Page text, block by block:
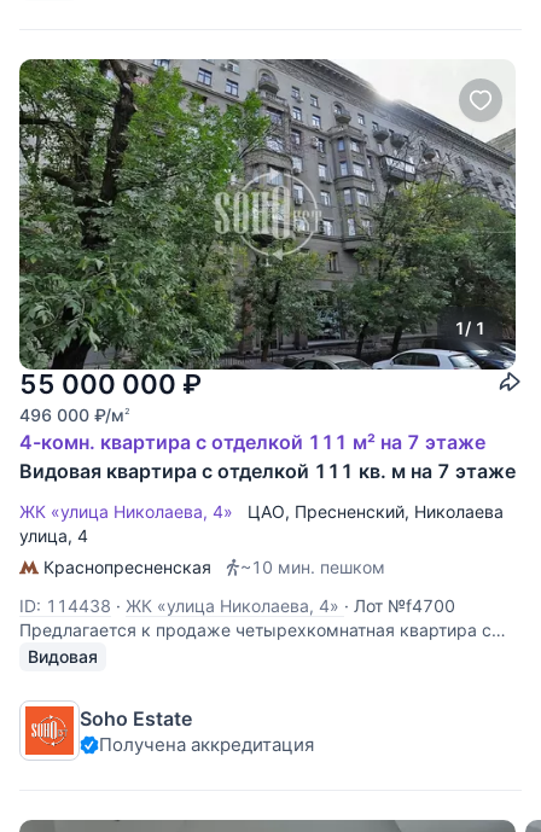
1/ 1
55 000 000 ₽
496 000 ₽/м2
4-комн. квартира с отделкой 111 м² на 7 этаже
Видовая квартира с отделкой 111 кв. м на 7 этаже
ЖК «улица Николаева, 4» ЦАО, Пресненский, Николаева
улица, 4
Краснопресненская
~10 мин. пешком
ID: 114438 · ЖК «улица Николаева, 4» · Лот №f4700
Предлагается к продаже четырехкомнатная квартира с
ремонтом в классическом стиле. Из окон открываются
Москва-реку. Кухня, гостиная, три спальни, 2 с/у, два
балкона. Высокие потолки 3.3 м,
Видовая
Soho Estate
Получена аккредитация